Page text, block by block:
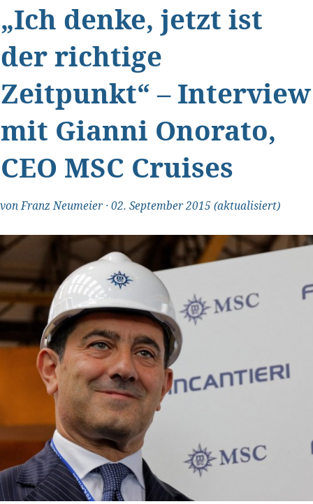
„Ich denke, jetzt ist
der richtige
Zeitpunkt“ – Interview
mit Gianni Onorato,
CEO MSC Cruises
vonFranz Neumeier·02. September 2015 (aktualisiert)